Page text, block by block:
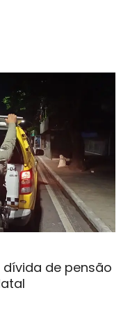
dívida de pensão